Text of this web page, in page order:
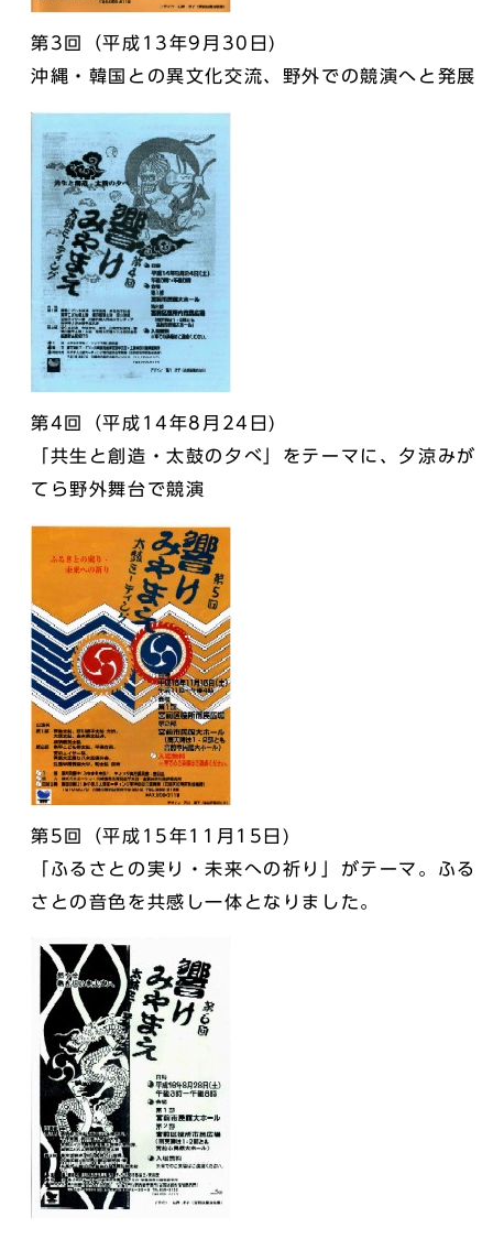
第3回（平成13年9月30日)
沖縄・韓国との異文化交流、野外での競演へと発展
第4回（平成14年8月24日)
「共生と創造・太鼓の夕べ」をテーマに、夕涼みが
てら野外舞台で競演
第5回（平成15年11月15日)
「ふるさとの実り・未来への祈り」がテーマ。ふる
さとの音色を共感し一体となりました。